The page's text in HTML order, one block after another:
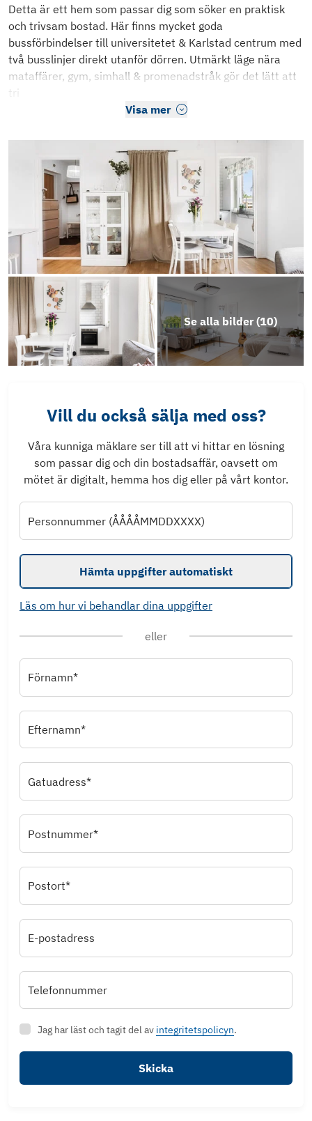
Detta är ett hem som passar dig som söker en praktisk
och trivsam bostad. Här finns mycket goda
bussförbindelser till universitetet & Karlstad centrum med
två busslinjer direkt utanför dörren. Utmärkt läge nära
mataffärer, gym, simhall & promenadstråk gör det lätt att
tri
Visa mer
Se alla bilder (10)
Vill du också sälja med oss?
Våra kunniga mäklare ser till att vi hittar en lösning
som passar dig och din bostadsaffär, oavsett om
mötet är digitalt, hemma hos dig eller på vårt kontor.
Personnummer (ÅÅÅÅMMDDXXXX)
Hämta uppgifter automatiskt
Läs om hur vi behandlar dina uppgifter
eller
Förnamn*
Efternamn*
Gatuadress*
Postnummer*
Postort*
E-postadress
Telefonnummer
Jag har läst och tagit del av integritetspolicyn.
Skicka